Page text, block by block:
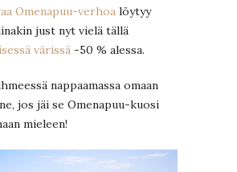
Omenapuu-verhoa löytyy
just nyt vielä tällä
värissä -50 % alessa.
nappaamassa omaan
jos jäi se Omenapuu-kuosi
mieleen!